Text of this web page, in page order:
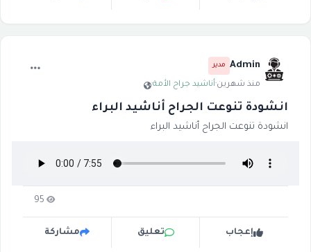
Admin مدير
منذ شهرين·أناشيد جراح الأمة·
انشودة تنوعت الجراح أناشيد البراء
انشودة تنوعت الجراح أناشيد البراء
95
إعجاب تعليق مشاركة